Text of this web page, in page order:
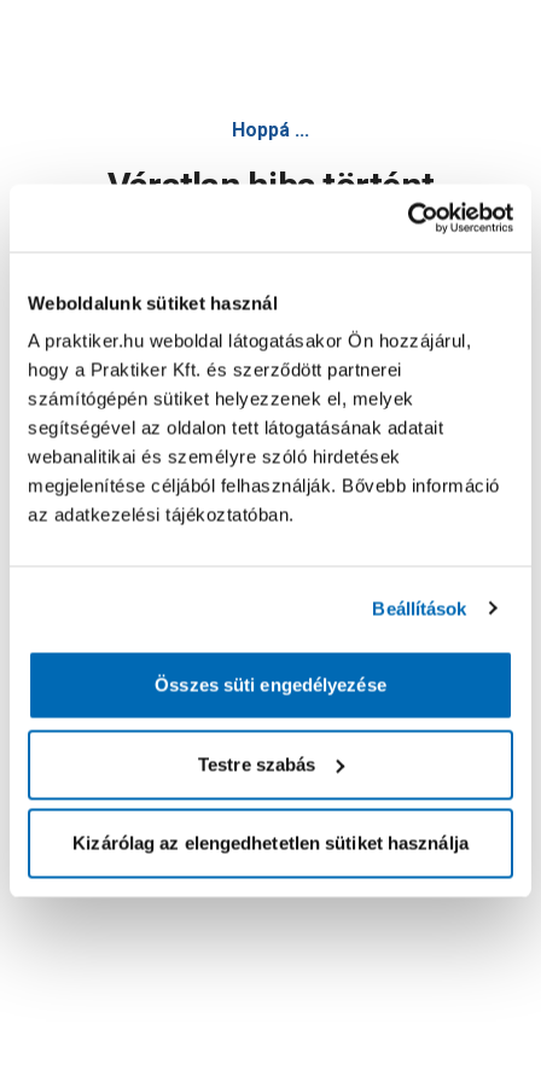
Weboldalunk sütiket használ
A praktiker.hu weboldal látogatásakor Ön hozzájárul,
hogy a Praktiker Kft. és szerződött partnerei
számítógépén sütiket helyezzenek el, melyek
segítségével az oldalon tett látogatásának adatait
webanalitikai és személyre szóló hirdetések
megjelenítése céljából felhasználják. Bővebb információ
az adatkezelési tájékoztatóban.
Beállítások
Összes süti engedélyezése
Testre szabás
Kizárólag az elengedhetetlen sütiket használja
Hoppá ...
Váratlan hiba történt
Oldal újratöltése